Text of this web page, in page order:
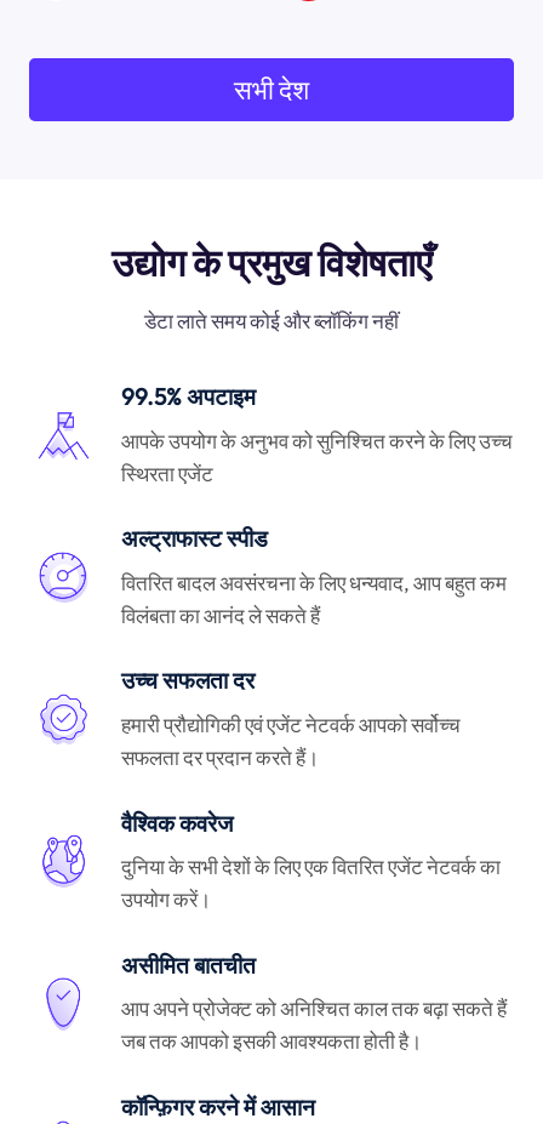
सभी देश
उद्योग के प्रमुख विशेषताएँ
डेटा लाते समय कोई और ब्लॉकिंग नहीं
99.5% अपटाइम
आपके उपयोग के अनुभव को सुनिश्चित करने के लिए उच्च
स्थिरता एजेंट
अल्ट्राफास्ट स्पीड
वितरित बादल अवसंरचना के लिए धन्यवाद, आप बहुत कम
विलंबता का आनंद ले सकते हैं
उच्च सफलता दर
हमारी प्रौद्योगिकी एवं एजेंट नेटवर्क आपको सर्वोच्च
सफलता दर प्रदान करते हैं।
वैश्विक कवरेज
दुनिया के सभी देशों के लिए एक वितरित एजेंट नेटवर्क का
उपयोग करें।
असीमित बातचीत
आप अपने प्रोजेक्ट को अनिश्चित काल तक बढ़ा सकते हैं
जब तक आपको इसकी आवश्यकता होती है।
कॉन्फ़िगर करने में आसान